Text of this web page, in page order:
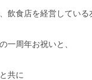
飲食店を経営している
一周年お祝いと、
共に